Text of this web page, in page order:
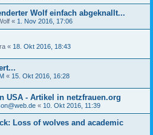
Wolf einfach abgeknallt...
« 1. Nov 2016, 17:06
« 18. Okt 2016, 18:43
« 15. Okt 2016, 16:28
USA - Artikel in netzfrauen.org
« 10. Okt 2016, 11:39
Loss of wolves and academic